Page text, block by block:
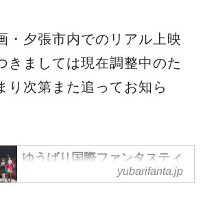
・⼣張市内でのリアル上映
きましては現在調整中のた
り次第また追ってお知ら
ゆうばり国際ファンタスティ
yubarifanta.jp